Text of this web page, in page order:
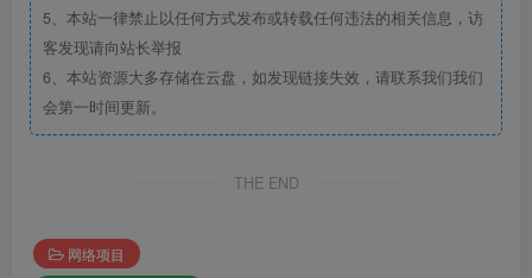
5、本站一律禁止以任何方式发布或转载任何违法的相关信息，访
客发现请向站长举报
6、本站资源大多存储在云盘，如发现链接失效，请联系我们我们
会第一时间更新。
THE END
网络项目